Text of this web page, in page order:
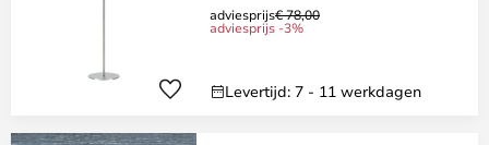
adviesprijs€ 78,00
adviesprijs -3%
Levertijd: 7 - 11 werkdagen